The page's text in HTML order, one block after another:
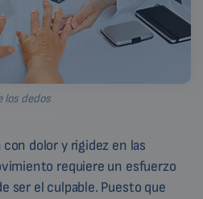
los dedos
dolor y rigidez en las
requiere un esfuerzo
ser el culpable. Puesto que